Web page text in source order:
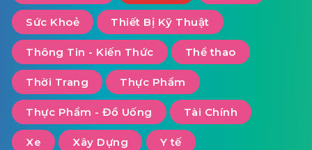
Sức Khoẻ Thiết Bị Kỹ Thuật
Thông Tin - Kiến Thức Thể thao
Thời Trang Thực Phẩm
Thực Phẩm - Đồ Uống Tài Chính
Xe Xây Dựng Y tế